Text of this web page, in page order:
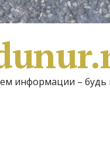
информации – будь